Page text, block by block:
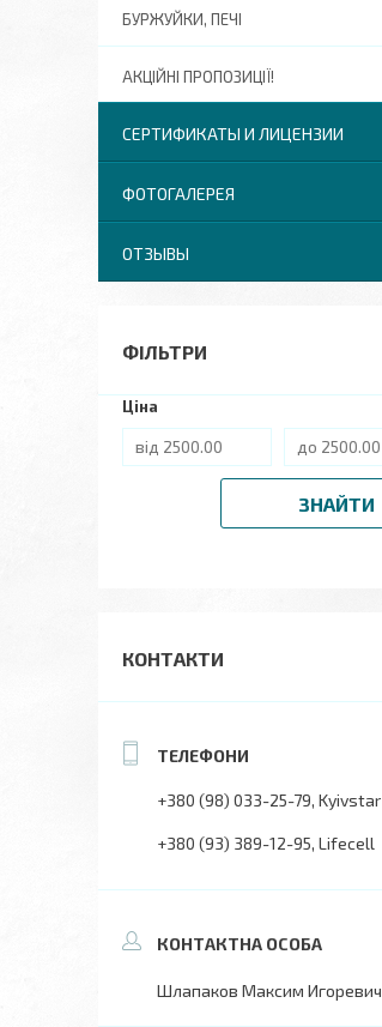
БУРЖУЙКИ, ПЕЧІ
АКЦІЙНІ ПРОПОЗИЦІЇ!
СЕРТИФИКАТЫ И ЛИЦЕНЗИИ
ФОТОГАЛЕРЕЯ
ОТЗЫВЫ
ФІЛЬТРИ
Ціна
ЗНАЙТИ
КОНТАКТИ
+380 (98) 033-25-79 Kyivstar
+380 (93) 389-12-95 Lifecell
Шлапаков Максим Игоревич